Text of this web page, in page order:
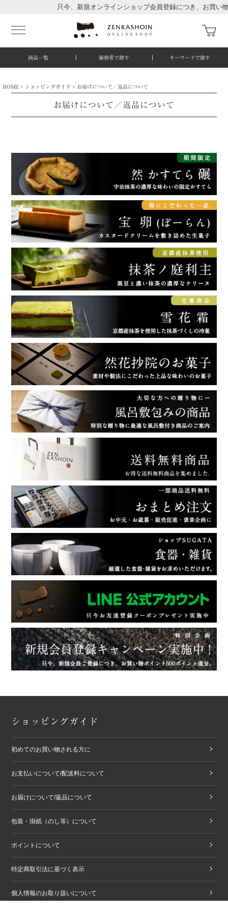
只今、新規オンラインショップ会員登録につき、お買い
商品一覧 価格帯で探す キーワードで探す
HOME ショッピングガイド お届けについて／返品について
お届けについて／返品について
ショッピングガイド
初めてのお買い物される方に
お支払いについて/配送料について
お届けについて/返品について
包装・掛紙（のし等）について
ポイントについて
特定商取引法に基づく表示
個人情報のお取り扱いについて